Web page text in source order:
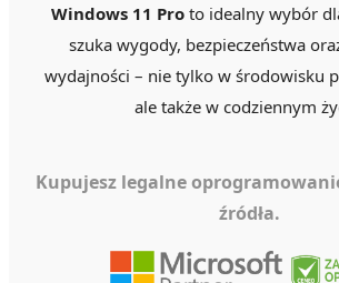
Windows 11 Proto idealny wybór
szuka wygody, bezpieczeństwa
wydajności – nie tylko w środowisku
ale także w codziennym
Kupujesz legalne
źródła.